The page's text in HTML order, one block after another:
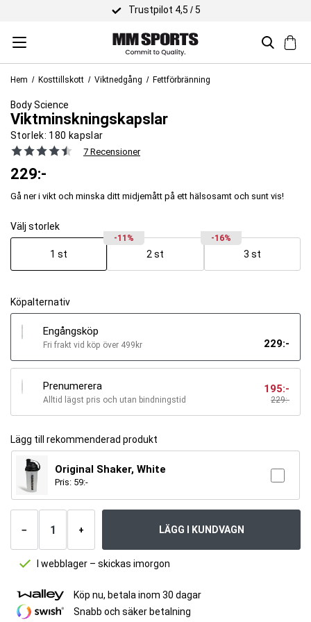
Trustpilot 4,5 / 5
Hem Kosttillskott Viktnedgång Fettförbränning
Body Science
Viktminskningskapslar
Storlek: 180 kapslar
7 Recensioner
229:-
Gå ner i vikt och minska ditt midjemått på ett hälsosamt och sunt vis!
Välj storlek
1 st
-11%
2 st
-16%
3 st
Köpalternativ
Engångsköp
Fri frakt vid köp över 499kr 229:-
Prenumerera
Alltid lägst pris och utan bindningstid 229:-
195:-
Lägg till rekommenderad produkt
Original Shaker, White
Pris: 59:-
−
Antal
+ LÄGG I KUNDVAGN
I webblager – skickas imorgon
Köp nu, betala inom 30 dagar
Snabb och säker betalning